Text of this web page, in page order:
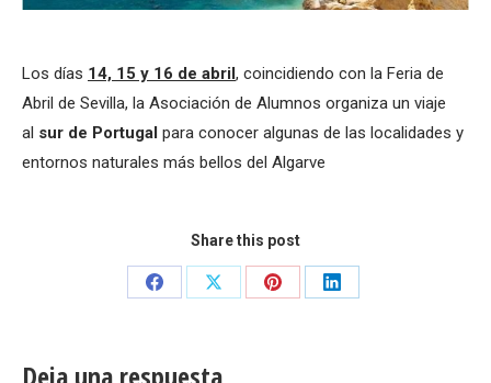
Los días 14, 15 y 16 de abril, coincidiendo con la Feria de
Abril de Sevilla, la Asociación de Alumnos organiza un viaje
al sur de Portugal para conocer algunas de las localidades y
entornos naturales más bellos del Algarve
Share this post
Share
Share
Share
Share